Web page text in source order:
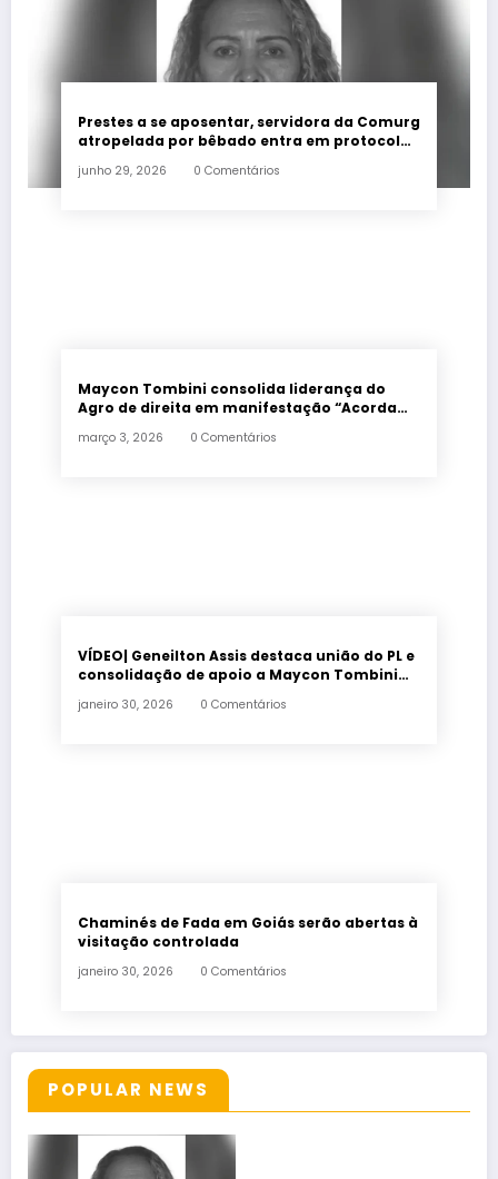
Prestes a se aposentar, servidora da Comurg
atropelada por bêbado entra em protocolo
junho 29, 2026 0 Comentários
Maycon Tombini consolida liderança do
Agro de direita em manifestação “Acorda
março 3, 2026 0 Comentários
VÍDEO| Geneilton Assis destaca união do PL e
consolidação de apoio a Maycon Tombini
janeiro 30, 2026 0 Comentários
Chaminés de Fada em Goiás serão abertas à
visitação controlada
janeiro 30, 2026 0 Comentários
POPULAR NEWS